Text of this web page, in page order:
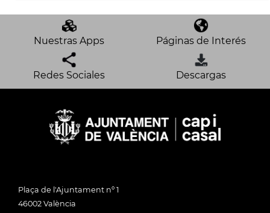
Nuestras Apps Páginas de Interés
Redes Sociales Descargas
Plaça de l'Ajuntament nº 1
46002 València